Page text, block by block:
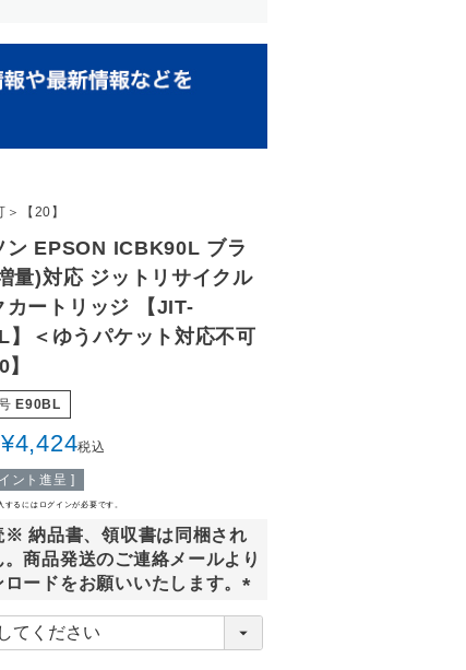
【20】
ン EPSON ICBK90L ブラ
量)対応 ジットリサイクル
カートリッジ 【JIT-
】＜ゆうパケット対応不可
E90BL
¥4,424税込
ント進呈 ]
するにはログインが必要です。
納品書、領収書は同梱され
。商品発送のご連絡メールより
ロードをお願いいたします。
(
必